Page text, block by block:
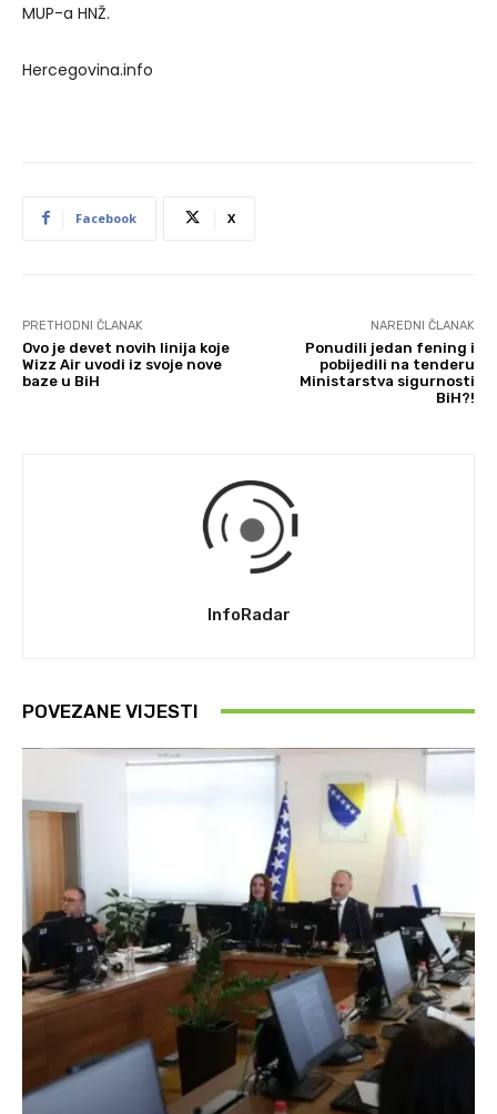
MUP-a HNŽ.
Hercegovina.info
Facebook X
PRETHODNI ČLANAK
Ovo je devet novih linija koje
Wizz Air uvodi iz svoje nove
baze u BiH
NAREDNI ČLANAK
Ponudili jedan fening i
pobijedili na tenderu
Ministarstva sigurnosti
BiH?!
InfoRadar
POVEZANE VIJESTI